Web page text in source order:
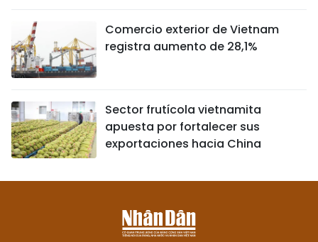
Comercio exterior de Vietnam
registra aumento de 28,1%
Sector frutícola vietnamita
apuesta por fortalecer sus
exportaciones hacia China